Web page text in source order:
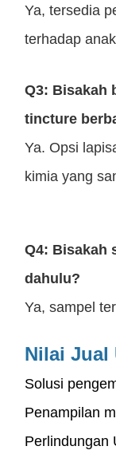
Ya, tersedia
terhadap
Q3: Bisakah
tincture
Ya. Opsi
kimia yang
Q4: Bisakah
dahulu?
Ya, sampel
Nilai Jual
Solusi
Penampilan
Perlindungan